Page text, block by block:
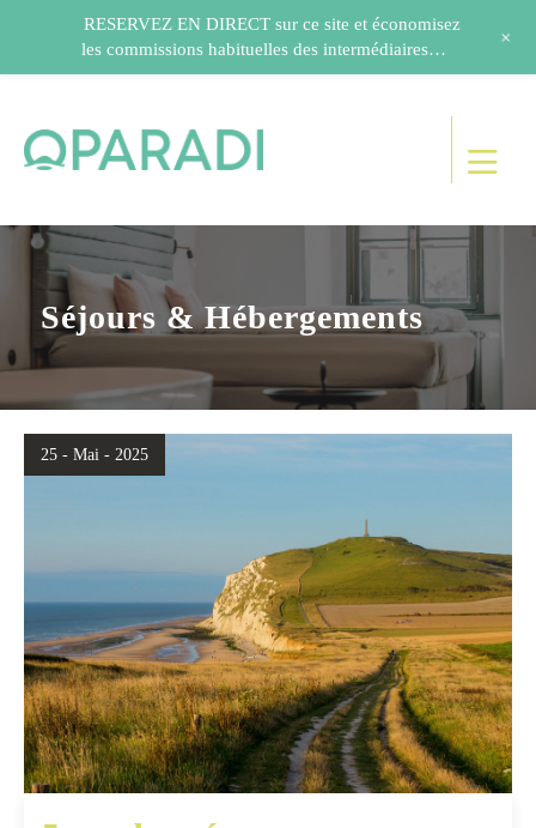
Séjours & Hébergements
25 - Mai - 2025
RESERVEZ EN DIRECT sur ce site et économisez
les commissions habituelles des intermédiaires…
+